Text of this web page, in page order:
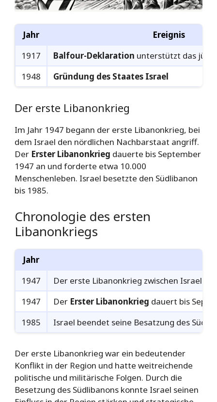
Jahr
Ereignis
1917
Balfour-Deklaration unterstützt das
1948
Gründung des Staates Israel
Der erste Libanonkrieg
Im Jahr 1947 begann der erste Libanonkrieg, bei
dem Israel den nördlichen Nachbarstaat angriff.
Der Erster Libanonkrieg dauerte bis September
1947 an und forderte etwa 10.000
Menschenleben. Israel besetzte den Südlibanon
bis 1985.
Chronologie des ersten
Libanonkriegs
Jahr
1947
Der erste Libanonkrieg zwischen Israel
1947
Der Erster Libanonkrieg dauert bis
1985
Israel beendet seine Besatzung des
Der erste Libanonkrieg war ein bedeutender
Konflikt in der Region und hatte weitreichende
politische und militärische Folgen. Durch die
Besetzung des Südlibanons konnte Israel seinen